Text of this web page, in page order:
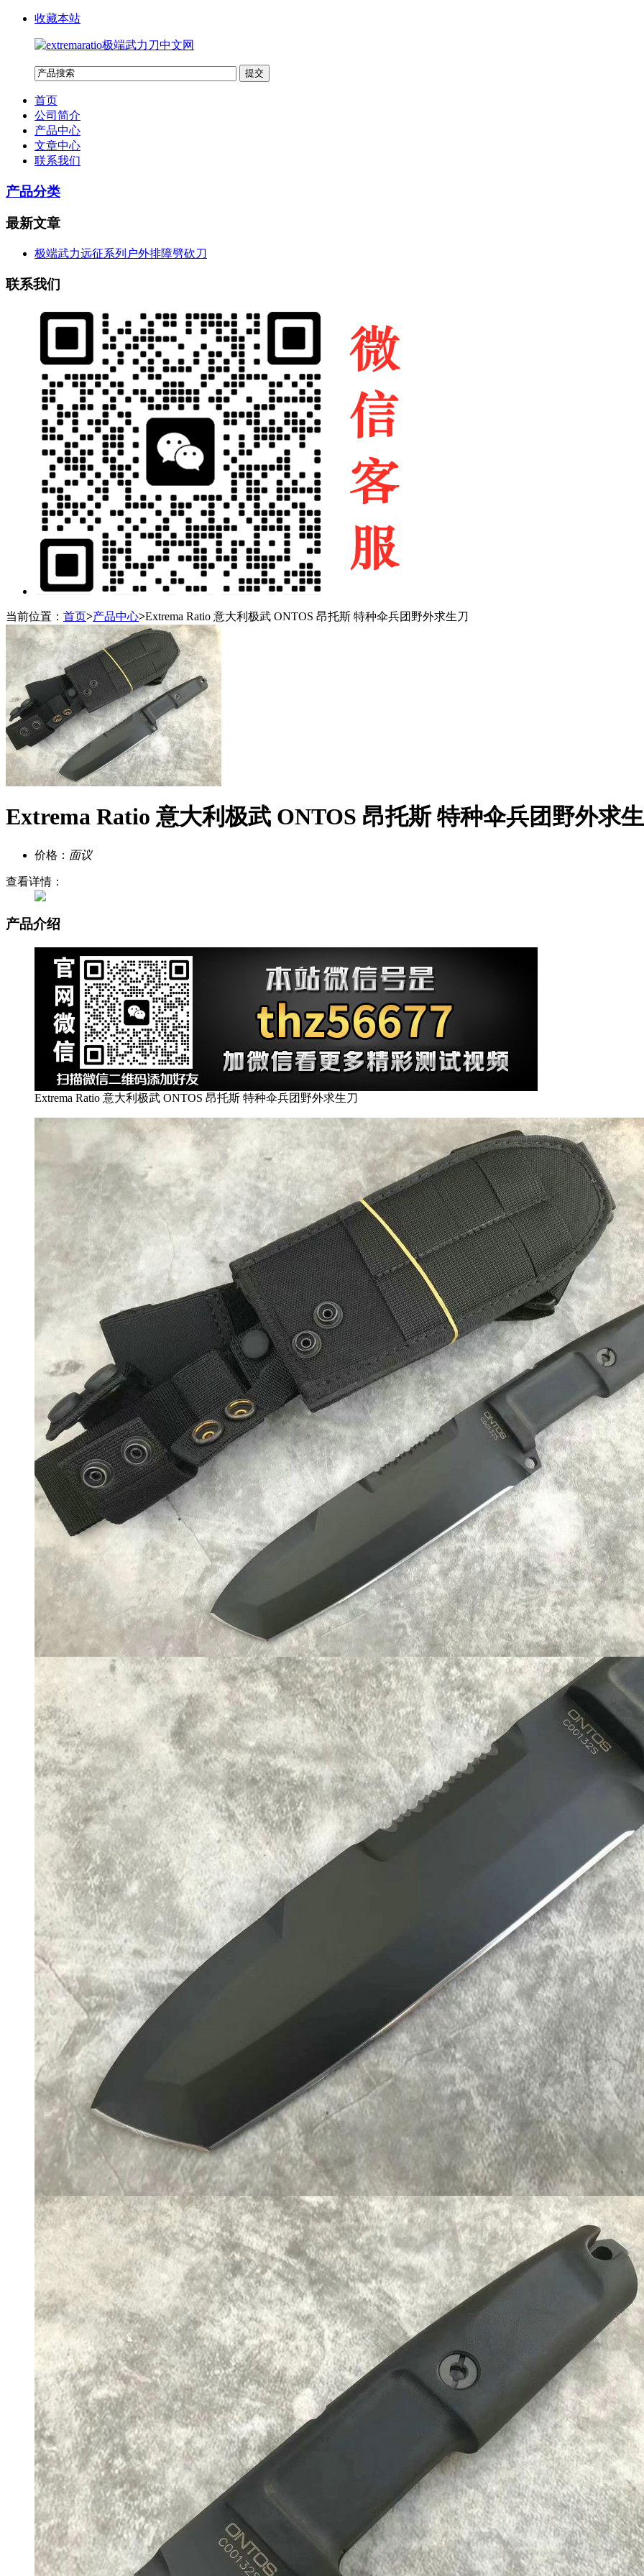
收藏本站
首页
公司简介
产品中心
文章中心
联系我们
产品分类
最新文章
极端武力远征系列户外排障劈砍刀
联系我们
当前位置： 首页>产品中心>Extrema Ratio 意大利极武 ONTOS 昂托斯 特种伞兵团野外求生刀
Extrema Ratio 意大利极武 ONTOS 昂托斯 特种伞兵团野外求
价格： 面议
查看详情：
产品介绍
Extrema Ratio 意大利极武 ONTOS 昂托斯 特种伞兵团野外求生刀